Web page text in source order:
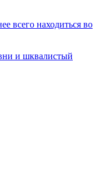
всего находиться во
и шквалистый